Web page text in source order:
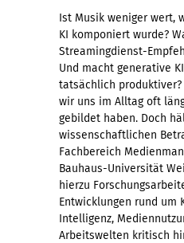
Ist Musik weniger wert,
KI komponiert wurde?
Streamingdienst-
Und macht generative
tatsächlich produktiver?
wir uns im Alltag oft
gebildet haben. Doch
wissenschaftlichen
Fachbereich
Bauhaus-Universität
hierzu
Entwicklungen rund um
Intelligenz,
Arbeitswelten kritisch